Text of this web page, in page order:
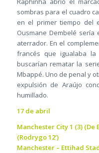
sombras para el cuadro
en el primer tiempo del
Ousmane Dembelé
aterrador. En el
francés que igualaba
buscarían rematar la
Mbappé. Uno de penal y
expulsión de Araújo
humillado.
17 de abril
Manchester City 1 (3) (De
(Rodrygo 12’)
Manchester – Ettihad